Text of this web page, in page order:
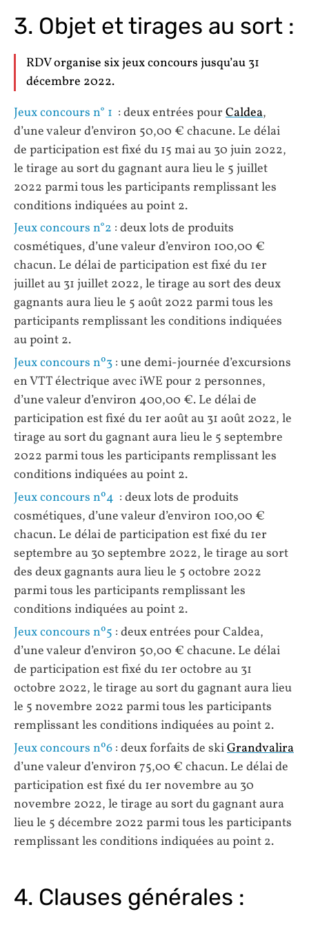
3. Objet et tirages au sort :
RDV organise six jeux concours jusqu’au 31
décembre 2022.
Jeux concours n° 1 : deux entrées pour Caldea,
d’une valeur d’environ 50,00 € chacune. Le délai
de participation est fixé du 15 mai au 30 juin 2022,
le tirage au sort du gagnant aura lieu le 5 juillet
2022 parmi tous les participants remplissant les
conditions indiquées au point 2.
Jeux concours n°2 : deux lots de produits
cosmétiques, d’une valeur d’environ 100,00 €
chacun. Le délai de participation est fixé du 1er
juillet au 31 juillet 2022, le tirage au sort des deux
gagnants aura lieu le 5 août 2022 parmi tous les
participants remplissant les conditions indiquées
au point 2.
Jeux concours nº3 : une demi-journée d’excursions
en VTT électrique avec iWE pour 2 personnes,
d’une valeur d’environ 400,00 €. Le délai de
participation est fixé du 1er août au 31 août 2022, le
tirage au sort du gagnant aura lieu le 5 septembre
2022 parmi tous les participants remplissant les
conditions indiquées au point 2.
Jeux concours nº4 : deux lots de produits
cosmétiques, d’une valeur d’environ 100,00 €
chacun. Le délai de participation est fixé du 1er
septembre au 30 septembre 2022, le tirage au sort
des deux gagnants aura lieu le 5 octobre 2022
parmi tous les participants remplissant les
conditions indiquées au point 2.
Jeux concours nº5 : deux entrées pour Caldea,
d’une valeur d’environ 50,00 € chacune. Le délai
de participation est fixé du 1er octobre au 31
octobre 2022, le tirage au sort du gagnant aura lieu
le 5 novembre 2022 parmi tous les participants
remplissant les conditions indiquées au point 2.
Jeux concours nº6 : deux forfaits de skiGrandvalira
d’une valeur d’environ 75,00 € chacun. Le délai de
participation est fixé du 1er novembre au 30
novembre 2022, le tirage au sort du gagnant aura
lieu le 5 décembre 2022 parmi tous les participants
remplissant les conditions indiquées au point 2.
4. Clauses générales :